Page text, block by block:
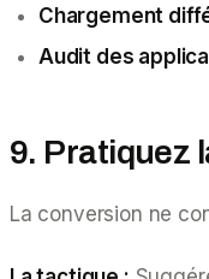
Chargement
Audit des
9. Pratiquez
La conversion ne